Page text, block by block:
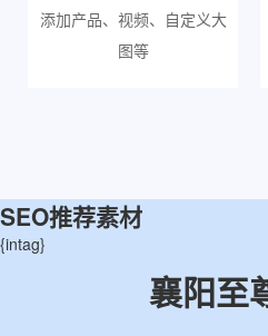
添加产品、视频、自定义大
图等
SEO推荐素材
{intag}
襄阳至